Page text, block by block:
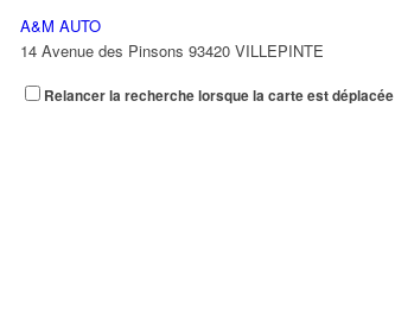
A&M AUTO
14 Avenue des Pinsons 93420 VILLEPINTE
A&N EXPORTS LTD
Relancer la recherche lorsque la carte est déplacée